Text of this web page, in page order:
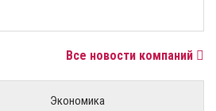
Все новости компаний
Экономика